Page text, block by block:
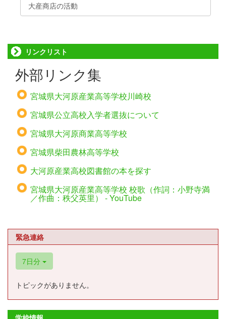
大産商店の活動
リンクリスト
外部リンク集
宮城県大河原産業高等学校川崎校
宮城県公立高校入学者選抜について
宮城県大河原商業高等学校
宮城県柴田農林高等学校
大河原産業高校図書館の本を探す
宮城県大河原産業高等学校 校歌（作詞：小野寺満
／作曲：秩父英里） - YouTube
緊急連絡
7日分
トピックがありません。